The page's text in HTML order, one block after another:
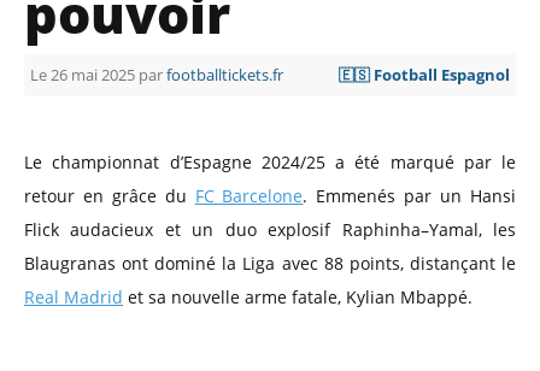
Le 26 mai 2025 parfootballtickets.fr 🇪🇸 Football Espagnol
Le championnat d’Espagne 2024/25 a été marqué par le
retour en grâce du FC Barcelone. Emmenés par un Hansi
Flick audacieux et un duo explosif Raphinha–Yamal, les
Blaugranas ont dominé la Liga avec 88 points, distançant le
Real Madrid et sa nouvelle arme fatale, Kylian Mbappé.